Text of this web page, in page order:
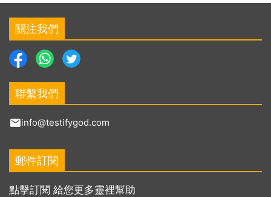
關注我們
聯繫我們
info@testifygod.com
郵件訂閱
點擊訂閱 給您更多靈裡幫助